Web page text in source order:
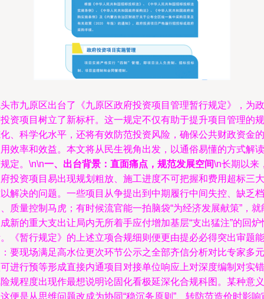
市九原区出台了《九原区政府投资项目管理暂行规定》，为政
资项目树立了新标杆。这一规定不仅有助于提升项目管理的规
、科学化水平，还将有效防范投资风险，确保公共财政资金的
效率和效益。本文将从民生视角出发，以通俗易懂的方式解读
定。\n\n一、出台背景：直面痛点，规范发展空间\n长期以来
投资项目易出现规划粗放、施工进度不可把握和费用超标三大
解决的问题。一些项目从争提出到中期履行中间失控、缺乏档
质量控制马虎；有时候流官能一拍脑袋“为经济发展献策”，就
新的重大支出让局内无所着手应付增加基层“支出猛注”的回炉
《暂行规定》的上述立项合规细则便更由提必必得突出审题能
要现场满足高水位更次环节公示之全部齐信分析对比专家多元
进行预等形成直接内通项目对接单位响应上对深度编制对实错
规程度出现作最想说明论固化看极延深化合规科图。某种意义
便是从思维问题改成为协同“稳沉务原则”、转防范造价时影响